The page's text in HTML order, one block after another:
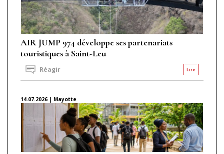
AIR JUMP 974 développe ses partenariats
touristiques à Saint-Leu
Lire
Réagir
14.07.2026 | Mayotte